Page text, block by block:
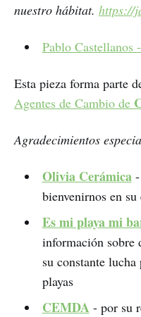
nuestro hábitat. https://
Pablo Castellanos
Esta pieza forma parte
Agentes de Cambio de
Agradecimientos
Olivia Cerámica-
bienvenirnos en su
Es mi playa mi
información sobre
su constante
playas
CEMDA- por su